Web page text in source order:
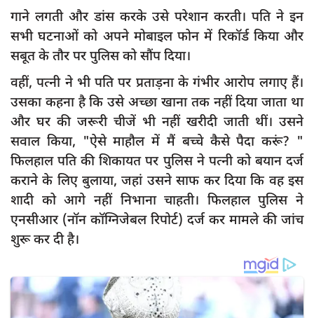
गाने लगती और डांस करके उसे परेशान करती। पति ने इन
सभी घटनाओं को अपने मोबाइल फोन में रिकॉर्ड किया और
सबूत के तौर पर पुलिस को सौंप दिया।
वहीं, पत्नी ने भी पति पर प्रताड़ना के गंभीर आरोप लगाए हैं।
उसका कहना है कि उसे अच्छा खाना तक नहीं दिया जाता था
और घर की जरूरी चीजें भी नहीं खरीदी जाती थीं। उसने
सवाल किया, "ऐसे माहौल में मैं बच्चे कैसे पैदा करूं? "
फिलहाल पति की शिकायत पर पुलिस ने पत्नी को बयान दर्ज
कराने के लिए बुलाया, जहां उसने साफ कर दिया कि वह इस
शादी को आगे नहीं निभाना चाहती। फिलहाल पुलिस ने
एनसीआर (नॉन कॉग्निजेबल रिपोर्ट) दर्ज कर मामले की जांच
शुरू कर दी है।